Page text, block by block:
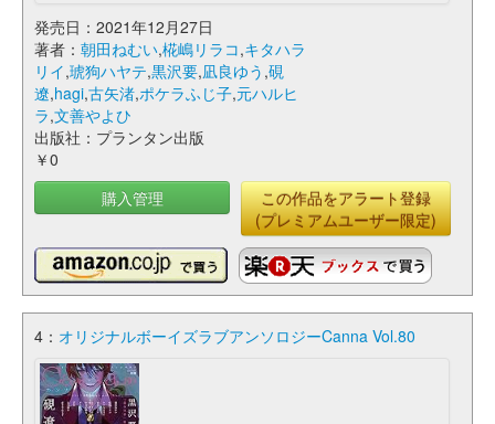
発売日：2021年12月27日
著者： 朝田ねむい,椛嶋リラコ,キタハラ
リイ,琥狗ハヤテ,黒沢要,凪良ゆう ,硯
遼,hagi,古矢渚,ポケラふじ子,元ハルヒ
ラ,文善やよひ
出版社：プランタン出版
￥0
購入管理
この作品をアラート登録
(プレミアムユーザー限定)
4： オリジナルボーイズラブアンソロジーCanna Vol.80